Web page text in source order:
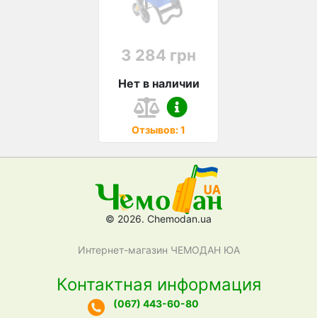
3 284 грн
Нет в наличии
Отзывов: 1
© 2026. Chemodan.ua
Интернет-магазин ЧЕМОДАН ЮА
Контактная информация
(067) 443-60-80